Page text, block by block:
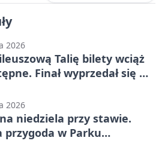
2026
Talię bilety wciąż
Finał wyprzedał się w
2026
niedziela przy stawie.
przygoda w Parku